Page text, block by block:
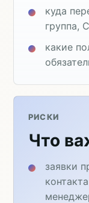
куда
группа,
какие
РИСКИ
Что
заявки